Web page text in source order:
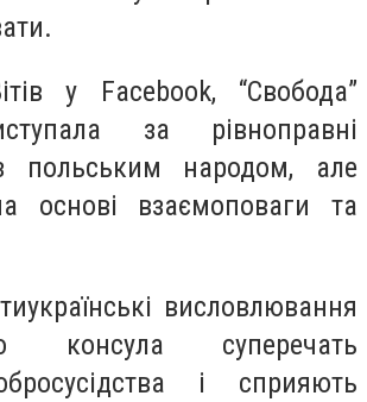
у Facebook, “Свобода”
за рівноправні
польським народом, але
основі взаємоповаги та
висловлювання
консула суперечать
і сприяють